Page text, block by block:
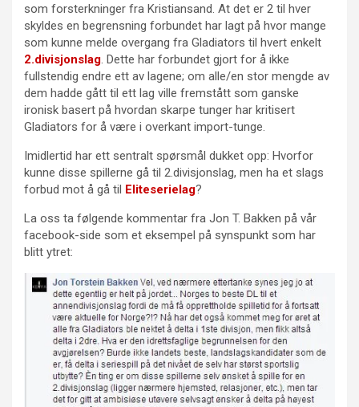
som forsterkninger fra Kristiansand. At det er 2 til hver
skyldes en begrensning forbundet har lagt på hvor mange
som kunne melde overgang fra Gladiators til hvert enkelt
2.divisjonslag . Dette har forbundet gjort for å ikke
fullstendig endre ett av lagene; om alle/en stor mengde av
dem hadde gått til ett lag ville fremstått som ganske
ironisk basert på hvordan skarpe tunger har kritisert
Gladiators for å være i overkant import-tunge.
Imidlertid har ett sentralt spørsmål dukket opp: Hvorfor
kunne disse spillerne gå til 2.divisjonslag, men ha et slags
forbud mot å gå til Eliteserielag?
La oss ta følgende kommentar fra Jon T. Bakken på vår
facebook-side som et eksempel på synspunkt som har
blitt ytret: